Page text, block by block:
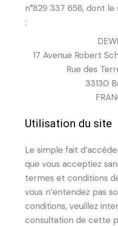
n°829 337 658, dont le
:
17 Avenue Robert
Rue des
33130
Utilisation du site
Le simple fait
que vous acceptiez
termes et conditions
vous n’entendez pas
conditions, veuillez
consultation de cette